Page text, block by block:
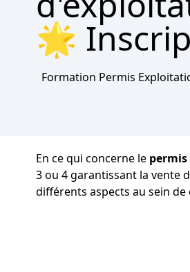
🌟
Formation Permis
En ce qui concerne le
3 ou 4 garantissant la vente
différents aspects au sein de